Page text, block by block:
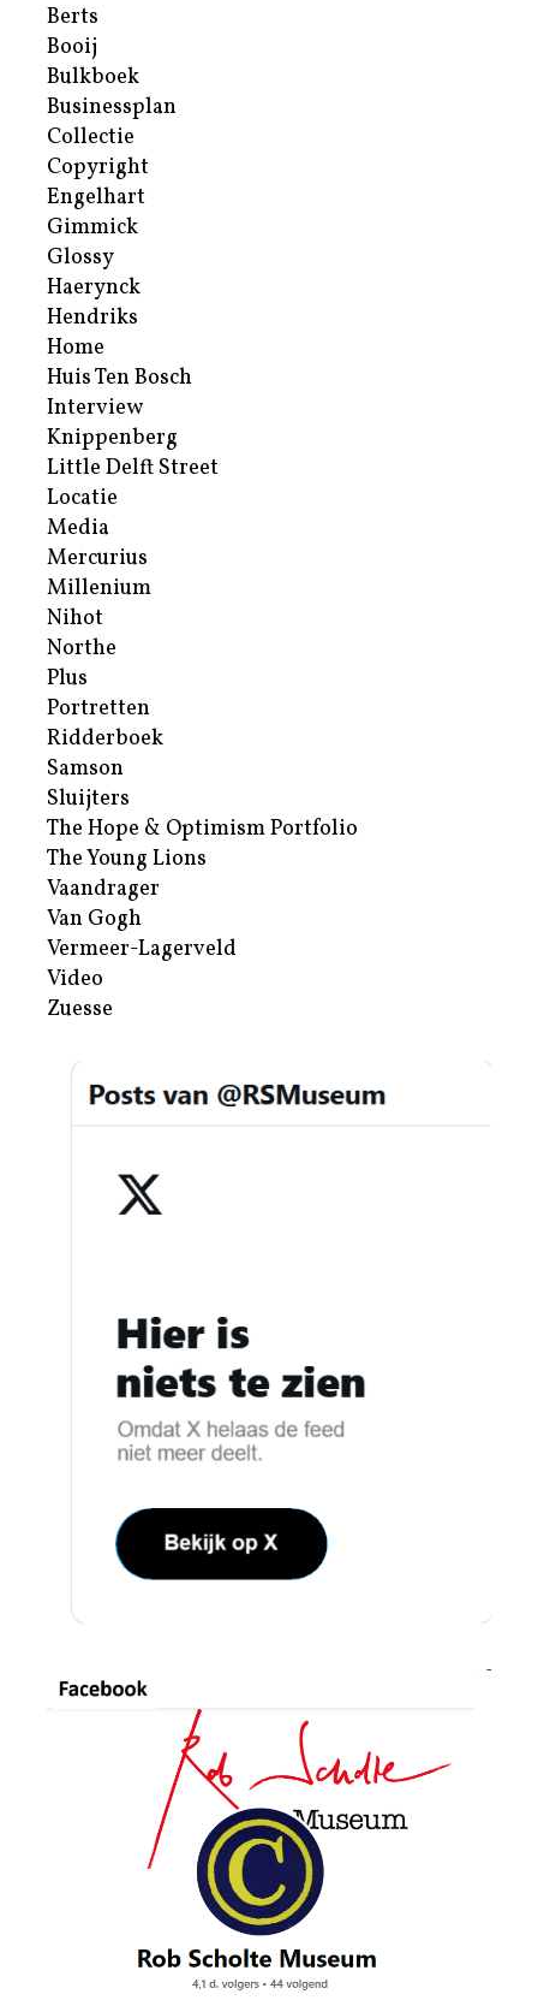
Berts
Booij
Bulkboek
Businessplan
Collectie
Copyright
Engelhart
Gimmick
Glossy
Haerynck
Hendriks
Home
Huis Ten Bosch
Interview
Knippenberg
Little Delft Street
Locatie
Media
Mercurius
Millenium
Nihot
Northe
Plus
Portretten
Ridderboek
Samson
Sluijters
The Hope & Optimism Portfolio
The Young Lions
Vaandrager
Van Gogh
Vermeer-Lagerveld
Video
Zuesse